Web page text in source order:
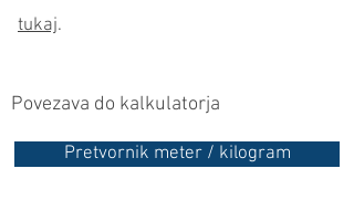
tukaj.
Povezava do kalkulatorja
Pretvornik meter / kilogram